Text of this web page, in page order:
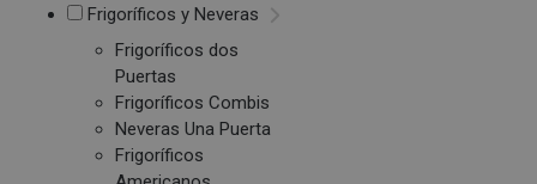
Frigoríficos y Neveras
Frigoríficos dos
Puertas
Frigoríficos Combis
Neveras Una Puerta
Frigoríficos